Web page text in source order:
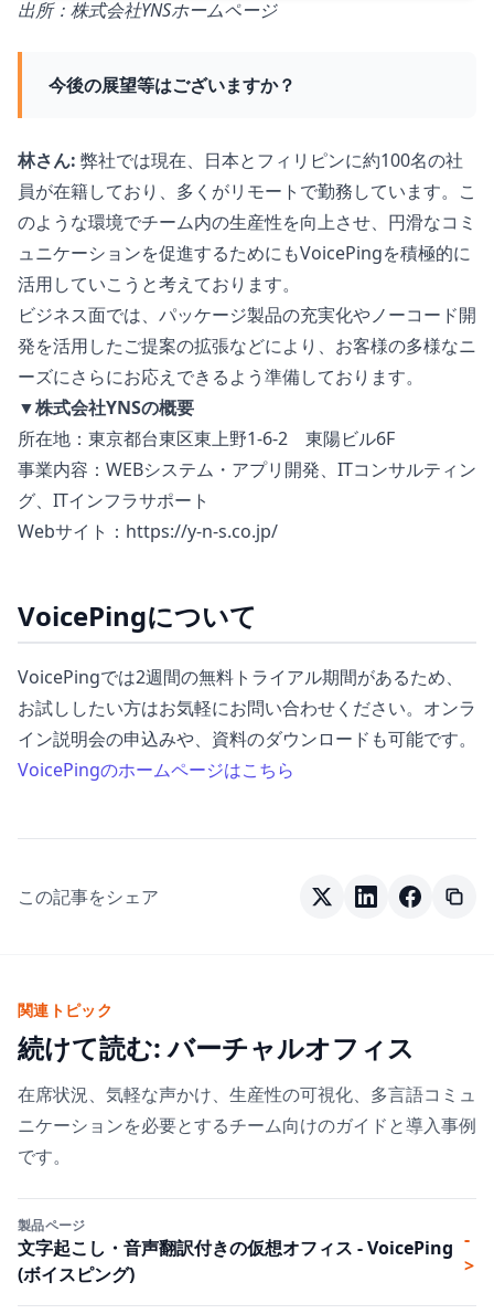
出所：株式会社YNSホームページ
今後の展望等はございますか？
林さん: 弊社では現在、日本とフィリピンに約100名の社
員が在籍しており、多くがリモートで勤務しています。こ
のような環境でチーム内の生産性を向上させ、円滑なコミ
ュニケーションを促進するためにもVoicePingを積極的に
活用していこうと考えております。
ビジネス面では、パッケージ製品の充実化やノーコード開
発を活用したご提案の拡張などにより、お客様の多様なニ
ーズにさらにお応えできるよう準備しております。
▼株式会社YNSの概要
所在地：東京都台東区東上野1-6-2 東陽ビル6F
事業内容：WEBシステム・アプリ開発、ITコンサルティン
グ、ITインフラサポート
Webサイト：https://y-n-s.co.jp/
VoicePingについて
VoicePingでは2週間の無料トライアル期間があるため、
お試ししたい方はお気軽にお問い合わせください。オンラ
イン説明会の申込みや、資料のダウンロードも可能です。
VoicePingのホームページはこちら
この記事をシェア
関連トピック
続けて読む: バーチャルオフィス
在席状況、気軽な声かけ、生産性の可視化、多言語コミュ
ニケーションを必要とするチーム向けのガイドと導入事例
です。
製品ページ
文字起こし・音声翻訳付きの仮想オフィス - VoicePing
(ボイスピング)
-
>